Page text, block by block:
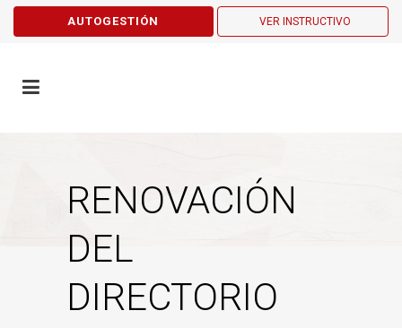
AUTOGESTIÓN VER INSTRUCTIVO
RENOVACIÓN
DEL
DIRECTORIO